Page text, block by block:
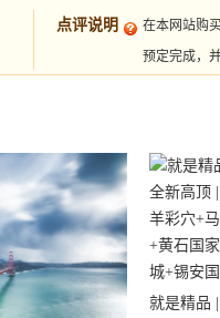
点评说明
在本网站购
预定完成，
就是精品